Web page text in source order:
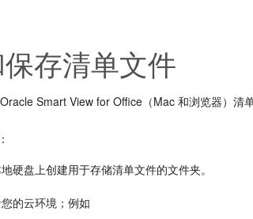
存清单文件
Oracle Smart View for Office（Mac 和浏览器）清
硬盘上创建用于存储清单文件的文件夹。
的云环境；例如